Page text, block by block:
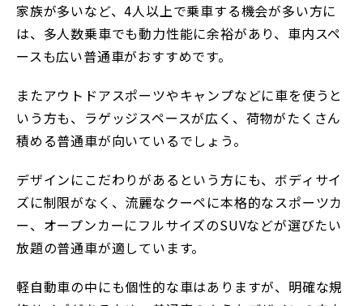
家族が多いなど、4人以上で乗車する機会が多い方に
は、多人数乗車でも動力性能に余裕があり、車内スペ
ースも広い普通車がおすすめです。
またアウトドアスポーツやキャンプなどに車を使うと
いう方も、ラゲッジスペースが広く、荷物がたくさん
積める普通車が向いているでしょう。
デザインにこだわりがあるという方にも、ボディサイ
ズに制限がなく、流麗なクーペに本格的なスポーツカ
ー、オープンカーにフルサイズのSUVなどが選びたい
放題の普通車が適しています。
軽自動車の中にも個性的な車はありますが、明確な規